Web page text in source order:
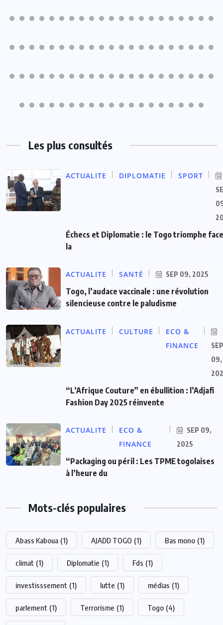
Les plus consultés
ACTUALITE DIPLOMATIE SPORT
Échecs et Diplomatie : le Togo triomphe
la
ACTUALITE SANTÉ SEP 09, 2025
Togo, l’audace vaccinale : une révolution
silencieuse contre le paludisme
ACTUALITE CULTURE
ECO &
FINANCE
SEP
09,
“L’Afrique Couture” en ébullition : l’Adjafi
Fashion Day 2025 réinvente
ACTUALITE
ECO &
FINANCE
SEP 09,
2025
“Packaging ou péril : Les TPME togolaises
à l’heure du
Mots-clés populaires
Abass Kaboua (1) AJADD TOGO (1) Bas mono (1)
climat (1) Diplomatie (1) Fds (1)
investisssement (1) lutte (1) médias (1)
parlement (1) Terrorisme (1) Togo (4)